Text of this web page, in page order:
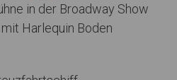
in der Broadway Show
Harlequin Boden